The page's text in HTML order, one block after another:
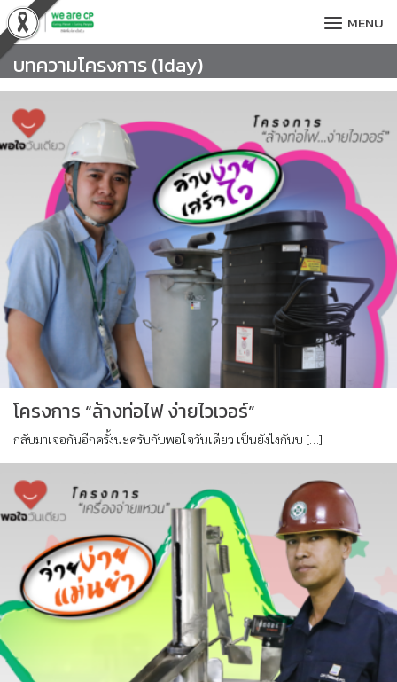
Skip
to
content
MENU
บทความโครงการ (1day)
โครงการ “ล้างท่อไฟ ง่ายไวเวอร์”
กลับมาเจอกันอีกครั้งนะครับกับพอใจวันเดียว เป็นยังไงกันบ […]